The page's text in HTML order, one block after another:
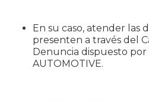
En su caso, atender las
presenten a través del
Denuncia dispuesto por
AUTOMOTIVE.